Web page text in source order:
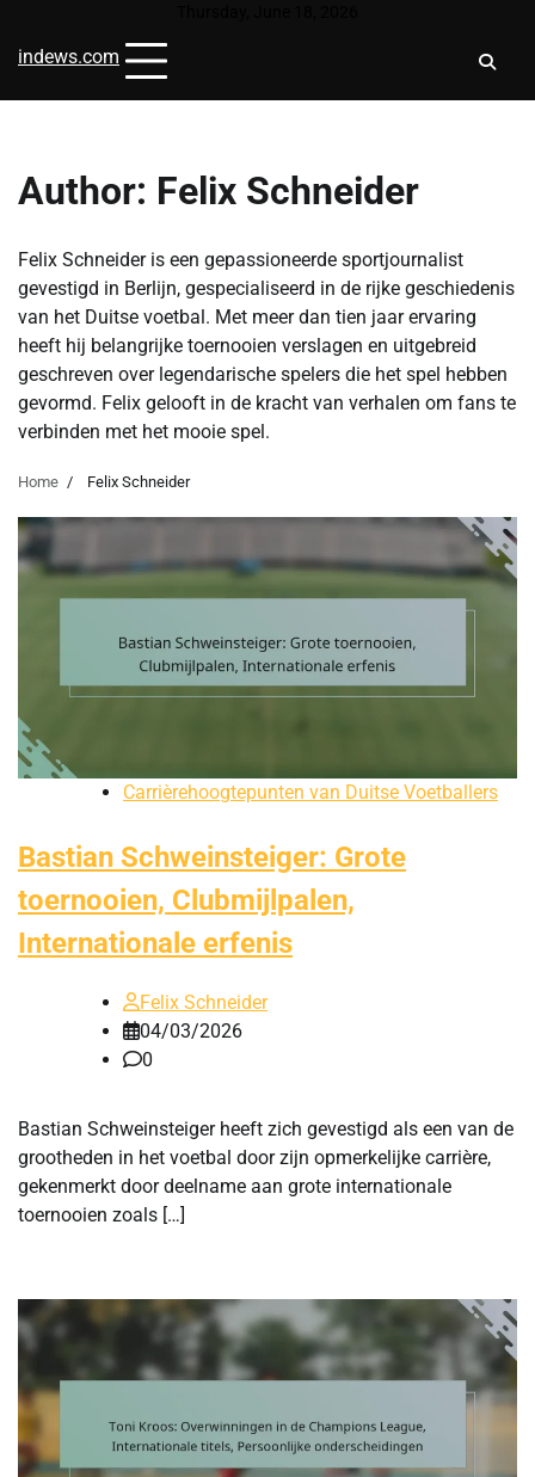
content
indews.com
Author: Felix Schneider
Felix Schneider is een gepassioneerde sportjournalist
gevestigd in Berlijn, gespecialiseerd in de rijke geschiedenis
van het Duitse voetbal. Met meer dan tien jaar ervaring
heeft hij belangrijke toernooien verslagen en uitgebreid
geschreven over legendarische spelers die het spel hebben
gevormd. Felix gelooft in de kracht van verhalen om fans te
verbinden met het mooie spel.
Home Felix Schneider
Carrièrehoogtepunten van Duitse Voetballers
Bastian Schweinsteiger: Grote
toernooien, Clubmijlpalen,
Internationale erfenis
Felix Schneider
04/03/2026
0
Bastian Schweinsteiger heeft zich gevestigd als een van de
grootheden in het voetbal door zijn opmerkelijke carrière,
gekenmerkt door deelname aan grote internationale
toernooien zoals […]